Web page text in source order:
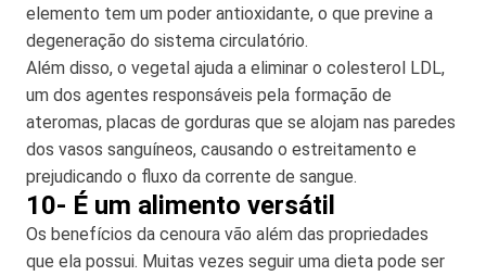
elemento tem um poder antioxidante, o que previne a
degeneração do sistema circulatório.
Além disso, o vegetal ajuda a eliminar o colesterol LDL,
um dos agentes responsáveis pela formação de
ateromas, placas de gorduras que se alojam nas paredes
dos vasos sanguíneos, causando o estreitamento e
prejudicando o fluxo da corrente de sangue.
10- É um alimento versátil
Os benefícios da cenoura vão além das propriedades
que ela possui. Muitas vezes seguir uma dieta pode ser